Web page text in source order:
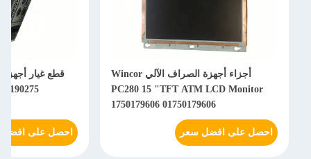
أجزاء أجهزة الصراف الآلي Wincor
PC280 15 "TFT ATM LCD Monitor
1750179606 01750179606
احصل على افضل سعر احصل على